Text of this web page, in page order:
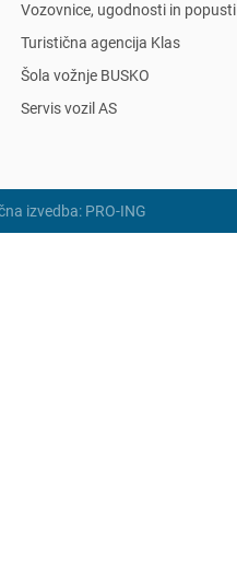
Vozovnice, ugodnosti in popusti
Turistična agencija Klas
Šola vožnje BUSKO
Servis vozil AS
izvedba: PRO-ING